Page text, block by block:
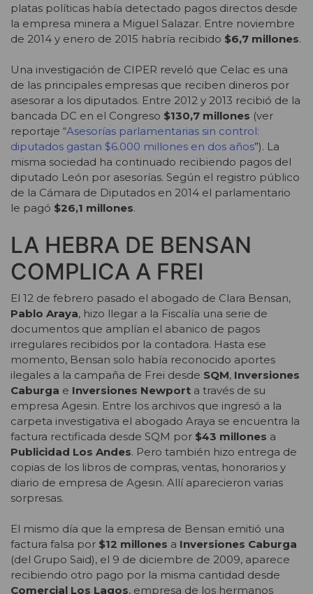
platas políticas había detectado pagos directos desde
la empresa minera a Miguel Salazar. Entre noviembre
de 2014 y enero de 2015 habría recibido $6,7 millones.
Una investigación de CIPER reveló que Celac es una
de las principales empresas que reciben dineros por
asesorar a los diputados. Entre 2012 y 2013 recibió de la
bancada DC en el Congreso $130,7 millones (ver
reportaje “Asesorías parlamentarias sin control:
diputados gastan $6.000 millones en dos años”). La
misma sociedad ha continuado recibiendo pagos del
diputado León por asesorías. Según el registro público
de la Cámara de Diputados en 2014 el parlamentario
le pagó $26,1 millones.
LA HEBRA DE BENSAN
COMPLICA A FREI
El 12 de febrero pasado el abogado de Clara Bensan,
Pablo Araya, hizo llegar a la Fiscalía una serie de
documentos que amplían el abanico de pagos
irregulares recibidos por la contadora. Hasta ese
momento, Bensan solo había reconocido aportes
ilegales a la campaña de Frei desde SQM, Inversiones
Caburga e Inversiones Newport a través de su
empresa Agesin. Entre los archivos que ingresó a la
carpeta investigativa el abogado Araya se encuentra la
factura rectificada desde SQM por $43 millones a
Publicidad Los Andes. Pero también hizo entrega de
copias de los libros de compras, ventas, honorarios y
diario de empresa de Agesin. Allí aparecieron varias
sorpresas.
El mismo día que la empresa de Bensan emitió una
factura falsa por $12 millones a Inversiones Caburga
(del Grupo Said), el 9 de diciembre de 2009, aparece
recibiendo otro pago por la misma cantidad desde
Comercial Los Lagos, empresa de los hermanos